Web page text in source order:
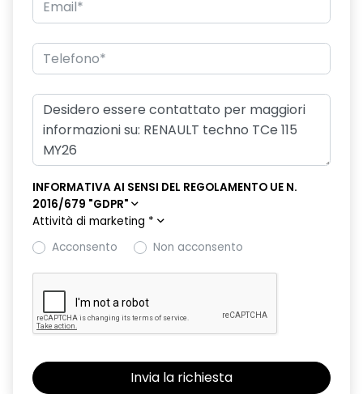
driver display 10''
eCall funzionalità soggetta a copertura di rete;
compatibilità 2G/3G o 4G/5G a seconda del veicolo
emergency lane keep assist assistenza d'emergenza al
mantenimento della corsia
fari posteriori FULL LED 3D con firma luminosa dinamica C-
SHAPE
frecce di direzione
freno di stazionamento elettrico con funzione Auto-Hold
HARM02
indicatore cambio marcia
limitatore di velocità a 180 km/h
INFORMATIVA AI SENSI DEL REGOLAMENTO UE N.
2016/679 "GDPR"
Attività di marketing *
Acconsento
Non acconsento